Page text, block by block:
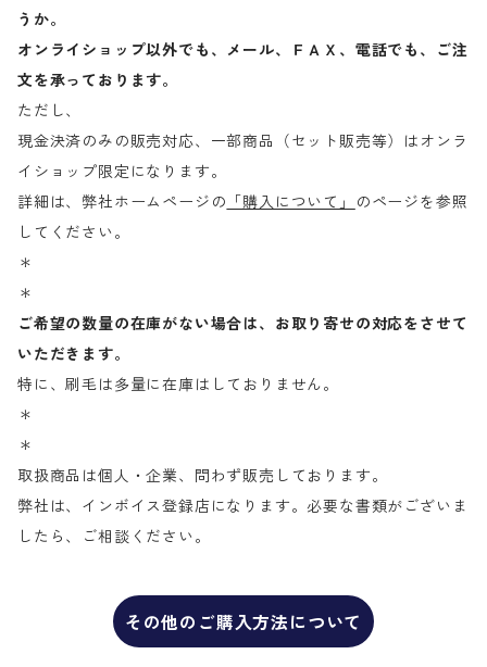
うか。
オンライショップ以外でも、メール、ＦＡＸ、電話でも、ご注
文を承っております。
ただし、
現金決済のみの販売対応、一部商品（セット販売等）はオンラ
イショップ限定になります。
詳細は、弊社ホームページの 「購入について」
のページを参照
してください。
＊
＊
ご希望の数量の在庫がない場合は、お取り寄せの対応をさせて
いただきます。
特に、刷毛は多量に在庫はしておりません。
＊
＊
取扱商品は個人・企業、問わず販売しております。
弊社は、インボイス登録店になります。必要な書類がございま
したら、ご相談ください。
その他のご購入方法について